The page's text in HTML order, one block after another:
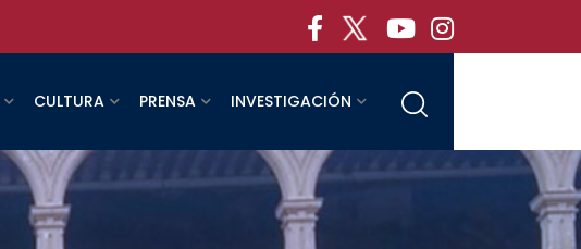
CULTURA PRENSA INVESTIGACIÓN